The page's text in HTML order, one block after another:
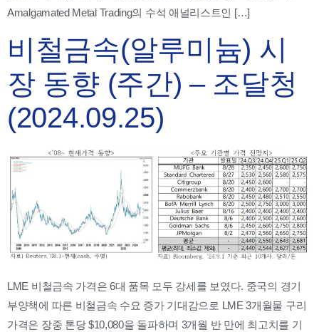
Amalgamated Metal Trading의 수석 애널리스트인 […]
비철금속(알루미늄) 시
장 동향 (주간) – 조달청
(2024.09.25)
LME 비철금속 가격은 6대 품목 모두 강세를 보였다. 중국의 경기
부양책에 따른 비철금속 수요 증가 기대감으로 LME 3개월물 구리
가격은 장중 톤당 $10,080을 돌파하며 3개월 반 만에 최고치를 기